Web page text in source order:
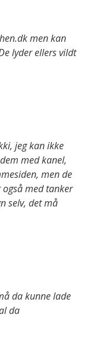
men kan
lyder ellers vildt
jeg kan ikke
med kanel,
men de
med tanker
selv, det må
da kunne lade
da